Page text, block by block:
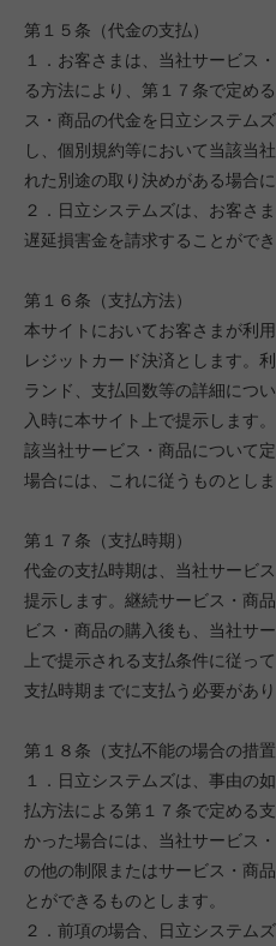
第１５条（代金の支払）
１．お客さまは、当社サービス
る方法により、第１７条で定め
ス・商品の代金を日立システム
し、個別規約等において当該当
れた別途の取り決めがある場合
２．日立システムズは、お客さ
遅延損害金を請求することができ
第１６条（支払方法）
本サイトにおいてお客さまが利
レジットカード決済とします。
ランド、支払回数等の詳細につ
入時に本サイト上で提示します
該当社サービス・商品について
場合には、これに従うものとしま
第１７条（支払時期）
代金の支払時期は、当社サービ
提示します。継続サービス・商
ビス・商品の購入後も、当社サ
上で提示される支払条件に従っ
支払時期までに支払う必要があり
第１８条（支払不能の場合の措置
１．日立システムズは、事由の
払方法による第１７条で定める
かった場合には、当社サービス
の他の制限またはサービス・商
とができるものとします。
２．前項の場合、日立システム